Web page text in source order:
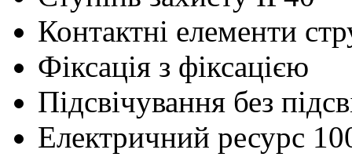
Контактні елементи
Фіксація з фіксацією
Підсвічування без
Електричний ресурс